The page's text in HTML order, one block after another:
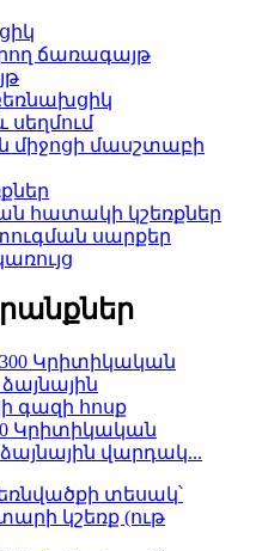
ճառագայթ
սեղմում
միջոցի մասշտաբի
հատակի կշեռքներ
սարքեր
Կրիտիկական
վարդակ...